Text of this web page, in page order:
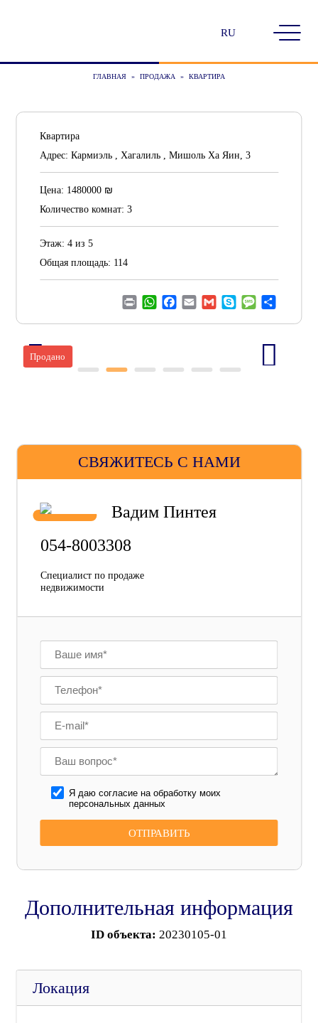
Выбрать
ГЛАВНАЯ » ПРОДАЖА » КВАРТИРА
Квартира
Адрес: Кармиэль , Хагалиль , Мишоль Ха Яин, 3
Цена: 1480000 ₪
Количество комнат: 3
Этаж: 4 из 5
Общая площадь: 114
Print WhatsApp
Facebook
EmailGmailSkypeMessage
Продано
СВЯЖИТЕСЬ С НАМИ
Вадим Пинтея
054-8003308
Специалист по продаже
недвижимости
Я даю согласие на обработку моих
персональных данных
Дополнительная информация
ID объекта: 20230105-01
Локация